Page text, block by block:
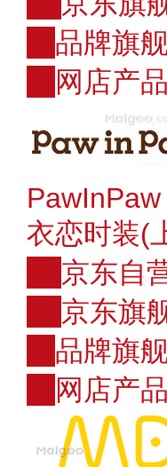
品牌旗
网店产品
PawInPaw
衣恋时装(
京东自
京东旗
品牌旗
网店产品